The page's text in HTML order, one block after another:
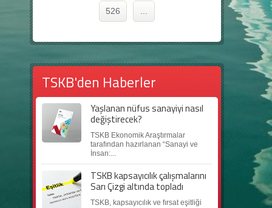
526
TSKB'den Haberler
Yaşlanan nüfus sanayiyi nasıl
değiştirecek?
TSKB Ekonomik Araştırmalar
tarafından hazırlanan “Sanayi ve
İnsan:...
TSKB kapsayıcılık çalışmalarını
Sarı Çizgi altında topladı
TSKB, kapsayıcılık ve fırsat eşitliği